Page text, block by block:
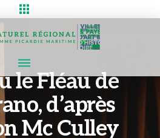
le Fléau de
d’après
Mc Culley